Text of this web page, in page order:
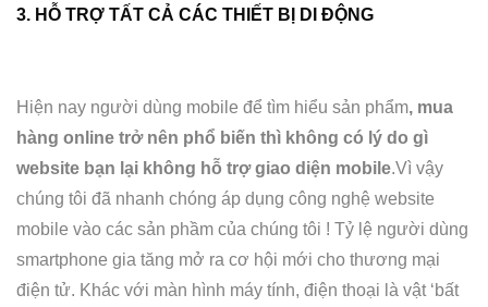
3. HỖ TRỢ TẤT CẢ CÁC THIẾT BỊ DI ĐỘNG
Hiện nay người dùng mobile để tìm hiểu sản phẩm, mua
hàng online trở nên phổ biến thì không có lý do gì
website bạn lại không hỗ trợ giao diện mobile.Vì vậy
chúng tôi đã nhanh chóng áp dụng công nghệ website
mobile vào các sản phầm của chúng tôi ! Tỷ lệ người dùng
smartphone gia tăng mở ra cơ hội mới cho thương mại
điện tử. Khác với màn hình máy tính, điện thoại là vật ‘bất